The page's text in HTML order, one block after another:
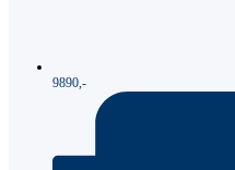
9890,-